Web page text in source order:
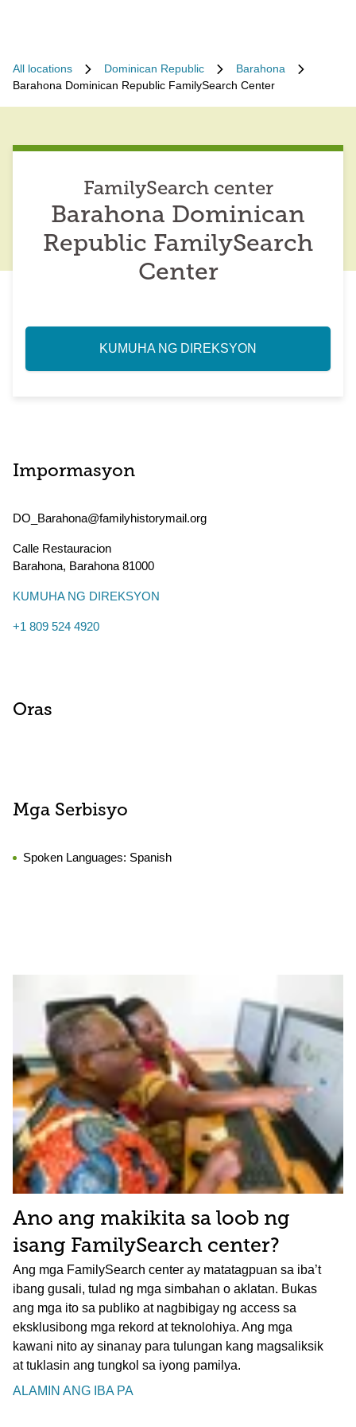
All locations Dominican Republic
Barahona
Barahona Dominican Republic FamilySearch Center
FamilySearch center
Barahona Dominican
Republic FamilySearch
Center
KUMUHA NG DIREKSYON
Impormasyon
DO_Barahona@familyhistorymail.org
Calle Restauracion
Barahona, Barahona 81000
KUMUHA NG DIREKSYON
+1 809 524 4920
Oras
Mga Serbisyo
Spoken Languages: Spanish
Ano ang makikita sa loob ng
isang FamilySearch center?
Ang mga FamilySearch center ay matatagpuan sa iba’t
ibang gusali, tulad ng mga simbahan o aklatan. Bukas
ang mga ito sa publiko at nagbibigay ng access sa
eksklusibong mga rekord at teknolohiya. Ang mga
kawani nito ay sinanay para tulungan kang magsaliksik
at tuklasin ang tungkol sa iyong pamilya.
ALAMIN ANG IBA PA